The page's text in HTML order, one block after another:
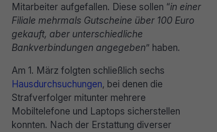
Mitarbeiter aufgefallen. Diese sollen “in einer
Filiale mehrmals Gutscheine über 100 Euro
gekauft, aber unterschiedliche
Bankverbindungen angegeben” haben.
Am 1. März folgten schließlich sechs
Hausdurchsuchungen, bei denen die
Strafverfolger mitunter mehrere
Mobiltelefone und Laptops sicherstellen
konnten. Nach der Erstattung diverser